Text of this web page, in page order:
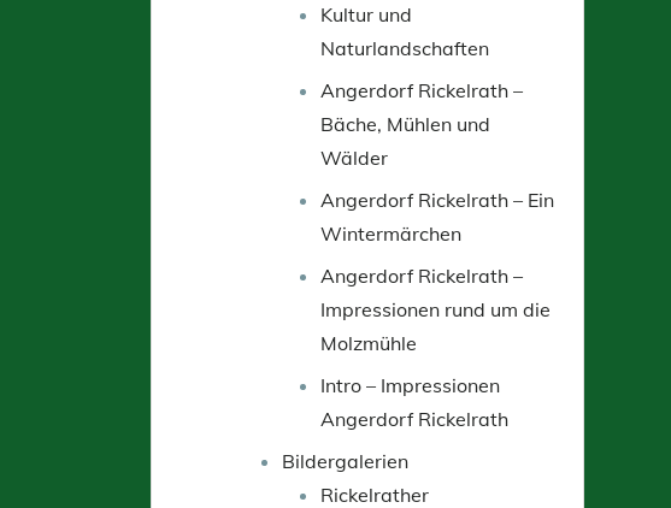
Kultur und
Naturlandschaften
Angerdorf Rickelrath –
Bäche, Mühlen und
Wälder
Angerdorf Rickelrath – Ein
Wintermärchen
Angerdorf Rickelrath –
Impressionen rund um die
Molzmühle
Intro – Impressionen
Angerdorf Rickelrath
Bildergalerien
Rickelrather